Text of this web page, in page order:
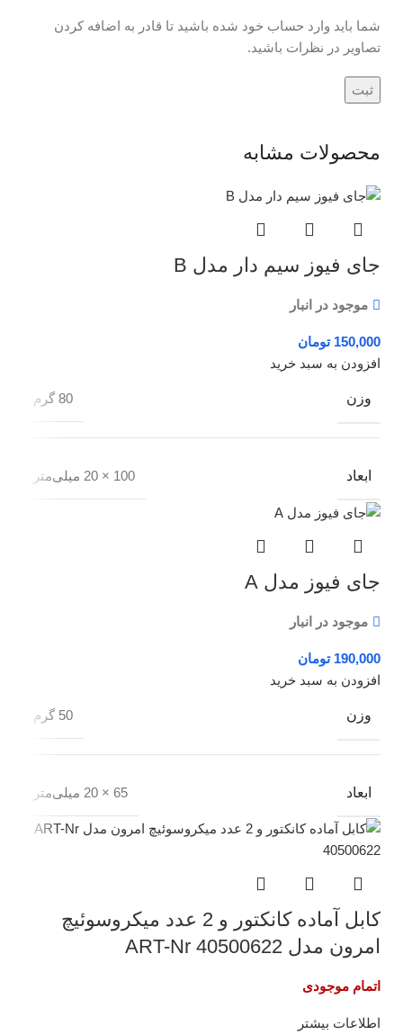
شما باید وارد حساب خود شده باشید تا قادر به اضافه کردن
تصاویر در نظرات باشید.
محصولات مشابه
جای فیوز سیم دار مدل B
موجود در انبار
تومان
افزودن به سبد خرید
وزن 80 گرم
ابعاد 100 × 20 میلی‌متر
جای فیوز مدل A
موجود در انبار
تومان
افزودن به سبد خرید
وزن 50 گرم
ابعاد 65 × 20 میلی‌متر
کابل آماده کانکتور و 2 عدد میکروسوئیچ
امرون مدل ART-Nr 40500622
اتمام موجودی
اطلاعات بیشتر